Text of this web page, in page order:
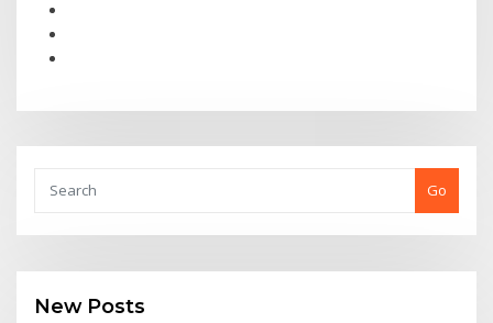
Go
New Posts